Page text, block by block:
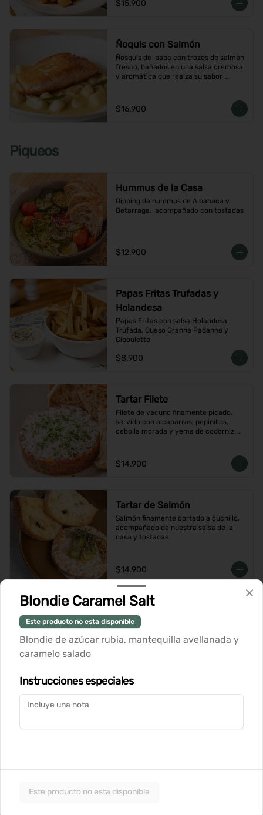
$15.900
Ñoquis con Salmón
Ñosquis de  papa con trozos de salmón
fresco, bañados en una salsa cremosa
y aromática que realza su sabor
$16.900
Piqueos
Hummus de la Casa
Dipping de hummus de Albahaca y
Betarraga,  acompañado con tostadas
$12.900
Papas Fritas Trufadas y
Holandesa
Papas Fritas con salsa Holandesa
Trufada, Queso Granna Padanno y
Ciboulette
$8.900
Tartar Filete
Filete de vacuno finamente picado,
servido con alcaparras, pepinillos,
cebolla morada y yema de codorniz
$14.900
Tartar de Salmón
Salmón finamente cortado a cuchillo,
acompañado de nuestra salsa de la
casa y tostadas
$14.900
$14.900
Tortilla española de papas y cebolla
rallado
Blondie Caramel Salt
Este producto no esta disponible
Blondie de azúcar rubia, mantequilla avellanada y
caramelo salado
Instrucciones especiales
Este producto no esta disponible